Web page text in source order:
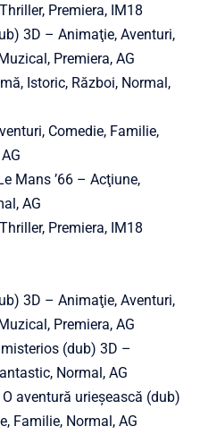
Premiera, IM18
3D – Animaţie, Aventuri,
Premiera, AG
Istoric, Război, Normal,
Comedie, Familie,
Mans ’66 – Acţiune,
AG
Premiera, IM18
3D – Animaţie, Aventuri,
Premiera, AG
(dub) 3D –
Normal, AG
aventură urieșească (dub)
Familie, Normal, AG